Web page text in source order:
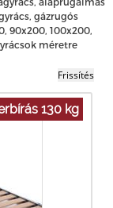
gázrugós
90x200, 100x200,
méretre
130 kg